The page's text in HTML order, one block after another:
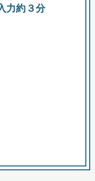
出資
力約３分